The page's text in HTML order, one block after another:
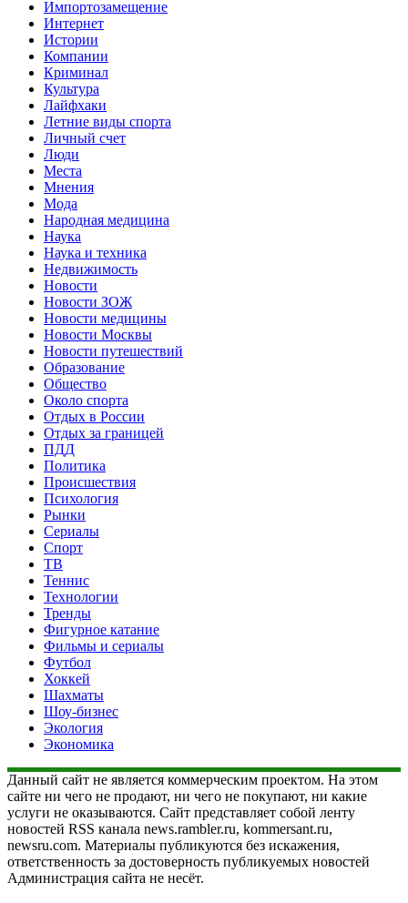
Импортозамещение
Интернет
Истории
Компании
Криминал
Культура
Лайфхаки
Летние виды спорта
Личный счет
Люди
Места
Мнения
Мода
Народная медицина
Наука
Наука и техника
Недвижимость
Новости
Новости ЗОЖ
Новости медицины
Новости Москвы
Новости путешествий
Образование
Общество
Около спорта
Отдых в России
Отдых за границей
ПДД
Политика
Происшествия
Психология
Рынки
Сериалы
Спорт
ТВ
Теннис
Технологии
Тренды
Фигурное катание
Фильмы и сериалы
Футбол
Хоккей
Шахматы
Шоу-бизнес
Экология
Экономика
Данный сайт не является коммерческим проектом. На этом
сайте ни чего не продают, ни чего не покупают, ни какие
услуги не оказываются. Сайт представляет собой ленту
новостей RSS канала news.rambler.ru, kommersant.ru,
newsru.com. Материалы публикуются без искажения,
ответственность за достоверность публикуемых новостей
Администрация сайта не несёт.